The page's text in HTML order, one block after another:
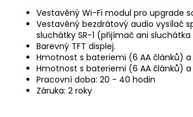
Vestavěný Wi-Fi modul pro upgrade
Vestavěný bezdrátový audio vysílač
sluchátky SR-1 (přijímač ani
Barevný TFT displej.
Hmotnost s bateriemi (6 AA článků) a
Hmotnost s bateriemi (6 AA článků) a
Pracovní doba: 20 - 40 hodin
Záruka: 2 roky